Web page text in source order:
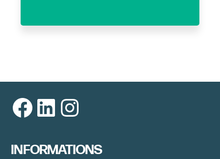
Facebook
LinkedIn
Instagram
INFORMATIONS